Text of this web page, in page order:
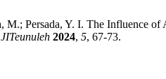
M.; Persada, Y. I. The Influence
JITeunuleh 2024, 5, 67-73.